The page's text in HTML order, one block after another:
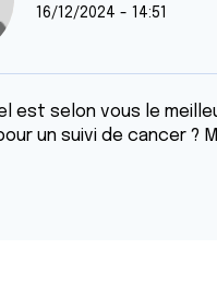
16/12/2024 - 14:51
est selon vous le
un suivi de cancer ?